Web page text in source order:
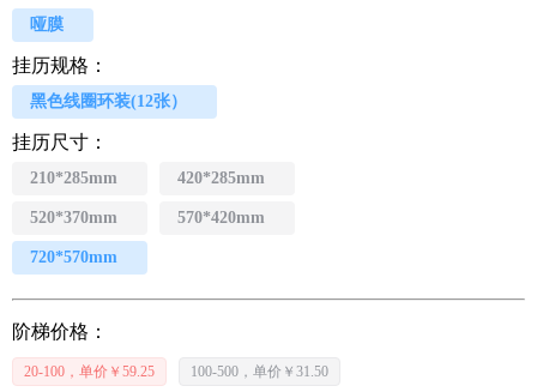
哑膜
挂历规格：
黑色线圈环装(12张）
挂历尺寸：
210*285mm 420*285mm
520*370mm 570*420mm
720*570mm
阶梯价格：
20-100，单价￥59.25 100-500，单价￥31.50